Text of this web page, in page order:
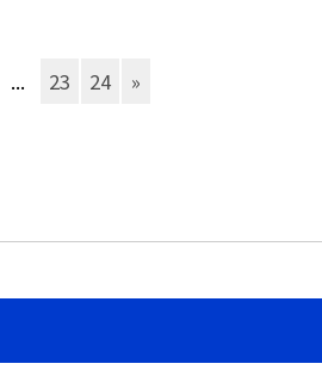
... 23 24 »